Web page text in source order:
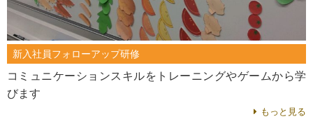
新入社員フォローアップ研修
コミュニケーションスキルをトレーニングやゲームから学
びます
もっと見る